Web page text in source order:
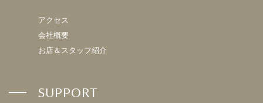
アクセス
会社概要
お店＆スタッフ紹介
SUPPORT